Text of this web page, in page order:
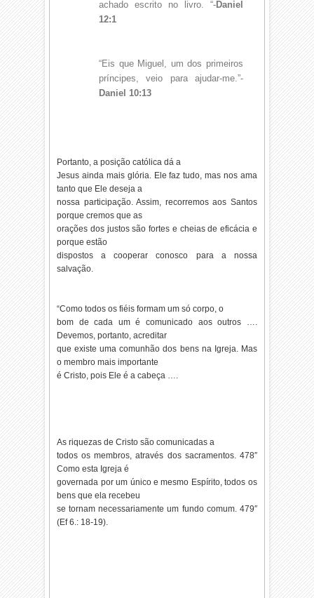
achado escrito no livro. “-Daniel
12:1
“Eis que Miguel, um dos primeiros
príncipes, veio para ajudar-me.”-
Daniel 10:13
Portanto, a posição católica dá a
Jesus ainda mais glória. Ele faz tudo, mas nos ama
tanto que Ele deseja a
nossa participação. Assim, recorremos aos Santos
porque cremos que as
orações dos justos são fortes e cheias de eficácia e
porque estão
dispostos a cooperar conosco para a nossa
salvação.
“Como todos os fiéis formam um só corpo, o
bom de cada um é comunicado aos outros ….
Devemos, portanto, acreditar
que existe uma comunhão dos bens na Igreja. Mas
o membro mais importante
é Cristo, pois Ele é a cabeça ….
As riquezas de Cristo são comunicadas a
todos os membros, através dos sacramentos. 478″
Como esta Igreja é
governada por um único e mesmo Espírito, todos os
bens que ela recebeu
se tornam necessariamente um fundo comum. 479″
(Ef 6.: 18-19).